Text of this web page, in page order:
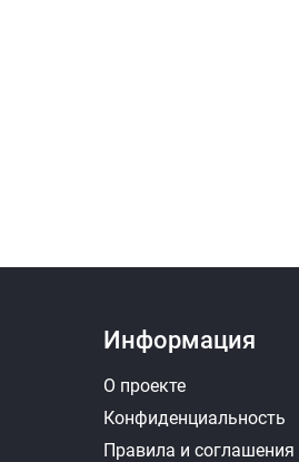
Информация
О проекте
Конфиденциальность
Правила и соглашения